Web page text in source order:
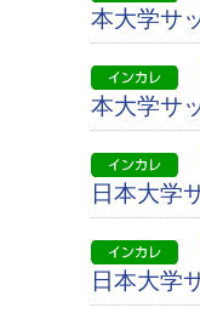
本大学サ
本大学サ
日本大学
日本大学